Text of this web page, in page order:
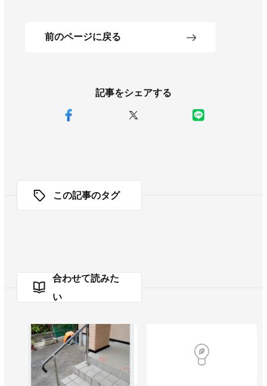
記事をシェアする
前のページに戻る
この記事のタグ
合わせて読みた
い